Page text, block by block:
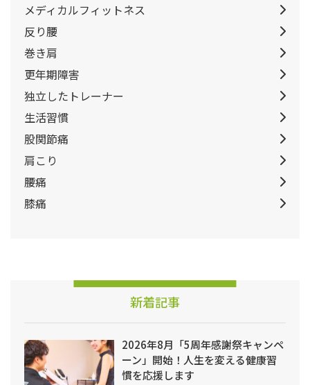
メディカルフィットネス
反り腰
巻き肩
更年期障害
独立したトレーナー
生活習慣
股関節痛
肩こり
腰痛
膝痛
新着記事
2026年8月「5周年感謝祭キャンペ
ーン」開始！人生を変える健康習
慣を応援します